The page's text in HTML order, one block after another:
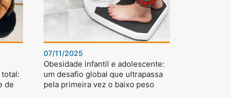
de
07/11/2025
Obesidade infantil e adolescente:
um desafio global que ultrapassa
pela primeira vez o baixo peso